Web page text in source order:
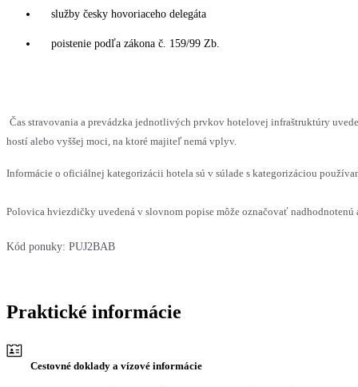
služby česky hovoriaceho delegáta
poistenie podľa zákona č. 159/99 Zb.
Čas stravovania a prevádzka jednotlivých prvkov hotelovej infraštruktúry
hostí alebo vyššej moci, na ktoré majiteľ nemá vplyv.
Informácie o oficiálnej kategorizácii hotela sú v súlade s kategorizáciou
Polovica hviezdičky uvedená v slovnom popise môže označovať
Kód ponuky: PUJ2BAB
Praktické informácie
Cestovné doklady a vízové informácie